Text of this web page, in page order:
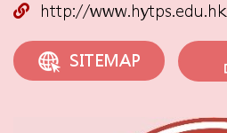
http://www.hytps.edu.hk
SITEMAP